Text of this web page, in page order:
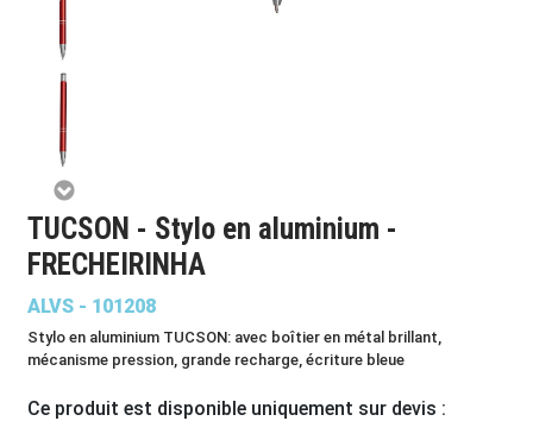
TUCSON - Stylo en aluminium -
FRECHEIRINHA
ALVS - 101208
Stylo en aluminium TUCSON: avec boîtier en métal brillant,
mécanisme pression, grande recharge, écriture bleue
Ce produit est disponible uniquement sur devis :